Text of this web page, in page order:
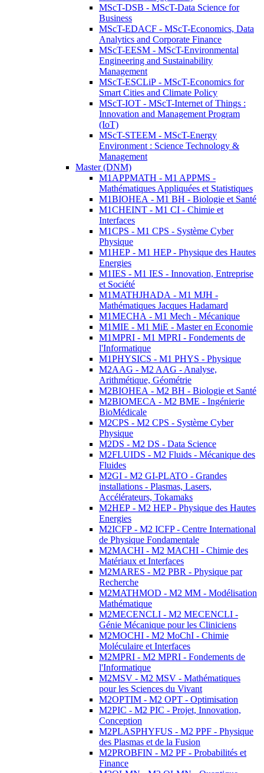
MScT-DSB - MScT-Data Science for
Business
MScT-EDACF - MScT-Economics, Data
Analytics and Corporate Finance
MScT-EESM - MScT-Environmental
Engineering and Sustainability
Management
MScT-ESCLiP - MScT-Economics for
Smart Cities and Climate Policy
MScT-IOT - MScT-Internet of Things :
Innovation and Management Program
(IoT)
MScT-STEEM - MScT-Energy
Environment : Science Technology &
Management
Master (DNM)
M1APPMATH - M1 APPMS -
Mathématiques Appliquées et Statistiques
M1BIOHEA - M1 BH - Biologie et Santé
M1CHEINT - M1 CI - Chimie et
Interfaces
M1CPS - M1 CPS - Système Cyber
Physique
M1HEP - M1 HEP - Physique des Hautes
Energies
M1IES - M1 IES - Innovation, Entreprise
et Société
M1MATHJHADA - M1 MJH -
Mathématiques Jacques Hadamard
M1MECHA - M1 Mech - Mécanique
M1MIE - M1 MiE - Master en Economie
M1MPRI - M1 MPRI - Fondements de
l'Informatique
M1PHYSICS - M1 PHYS - Physique
M2AAG - M2 AAG - Analyse,
Arithmétique, Géométrie
M2BIOHEA - M2 BH - Biologie et Santé
M2BIOMECA - M2 BME - Ingénierie
BioMédicale
M2CPS - M2 CPS - Système Cyber
Physique
M2DS - M2 DS - Data Science
M2FLUIDS - M2 Fluids - Mécanique des
Fluides
M2GI - M2 GI-PLATO - Grandes
installations - Plasmas, Lasers,
Accélérateurs, Tokamaks
M2HEP - M2 HEP - Physique des Hautes
Energies
M2ICFP - M2 ICFP - Centre International
de Physique Fondamentale
M2MACHI - M2 MACHI - Chimie des
Matériaux et Interfaces
M2MARES - M2 PBR - Physique par
Recherche
M2MATHMOD - M2 MM - Modélisation
Mathématique
M2MECENCLI - M2 MECENCLI -
Génie Mécanique pour les Cliniciens
M2MOCHI - M2 MoChI - Chimie
Moléculaire et Interfaces
M2MPRI - M2 MPRI - Fondements de
l'Informatique
M2MSV - M2 MSV - Mathématiques
pour les Sciences du Vivant
M2OPTIM - M2 OPT - Optimisation
M2PIC - M2 PIC - Projet, Innovation,
Conception
M2PLASPHYFUS - M2 PPF - Physique
des Plasmas et de la Fusion
M2PROBFIN - M2 PF - Probabilités et
Finance